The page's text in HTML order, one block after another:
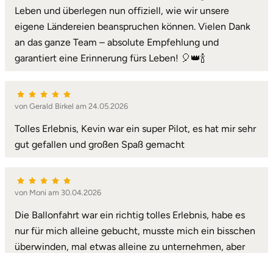
Leben und überlegen nun offiziell, wie wir unsere
eigene Ländereien beanspruchen können. Vielen Dank
an das ganze Team – absolute Empfehlung und
garantiert eine Erinnerung fürs Leben! 🎈👑🍾
von Gerald Birkel am 24.05.2026
Tolles Erlebnis, Kevin war ein super Pilot, es hat mir sehr
gut gefallen und großen Spaß gemacht
von Moni am 30.04.2026
Die Ballonfahrt war ein richtig tolles Erlebnis, habe es
nur für mich alleine gebucht, musste mich ein bisschen
überwinden, mal etwas alleine zu unternehmen, aber
Leutkirch
Ludwigslust-Parchim
Lüchow-Dannenberg
Lüneburg
Main-Kinzig-Kreis